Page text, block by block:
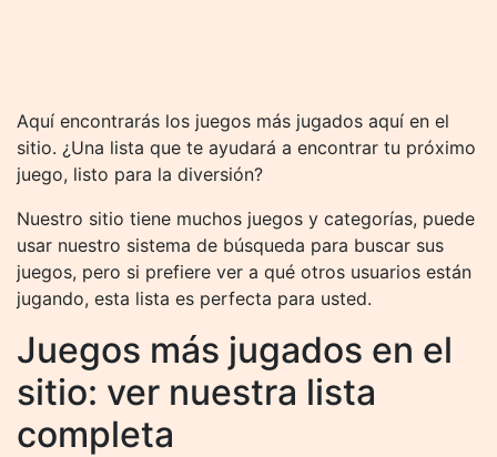
Aquí encontrarás los juegos más jugados aquí en el
sitio. ¿Una lista que te ayudará a encontrar tu próximo
juego, listo para la diversión?
Nuestro sitio tiene muchos juegos y categorías, puede
usar nuestro sistema de búsqueda para buscar sus
juegos, pero si prefiere ver a qué otros usuarios están
jugando, esta lista es perfecta para usted.
Juegos más jugados en el
sitio: ver nuestra lista
completa